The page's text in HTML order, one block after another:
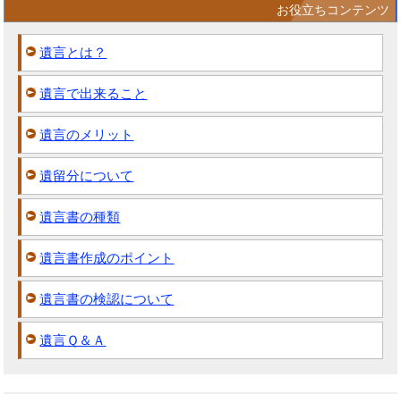
お役立ちコンテンツ
遺言とは？
遺言で出来ること
遺言のメリット
遺留分について
遺言書の種類
遺言書作成のポイント
遺言書の検認について
遺言Ｑ＆Ａ